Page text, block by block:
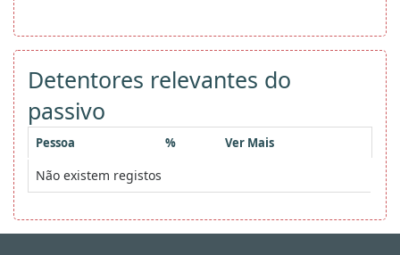
Detentores relevantes do
passivo
Pessoa % Ver Mais
Não existem registos